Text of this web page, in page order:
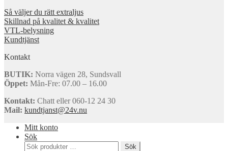
Så väljer du rätt extraljus
Skillnad på kvalitet & kvalitet
VTL-belysning
Kundtjänst
Kontakt
BUTIK: Norra vägen 28, Sundsvall
Öppet: Mån-Fre: 07.00 – 16.00
Kontakt: Chatt eller 060-12 24 30
Mail: kundtjanst@24v.nu
Mitt konto
Sök
Sök
Sök